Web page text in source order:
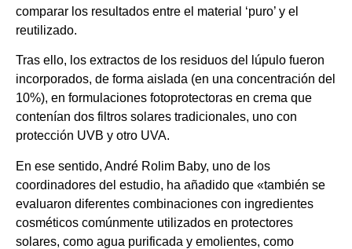
comparar los resultados entre el material ‘puro’ y el
reutilizado.
Tras ello, los extractos de los residuos del lúpulo fueron
incorporados, de forma aislada (en una concentración del
10%), en formulaciones fotoprotectoras en crema que
contenían dos filtros solares tradicionales, uno con
protección UVB y otro UVA.
En ese sentido, André Rolim Baby, uno de los
coordinadores del estudio, ha añadido que «también se
evaluaron diferentes combinaciones con ingredientes
cosméticos comúnmente utilizados en protectores
solares, como agua purificada y emolientes, como